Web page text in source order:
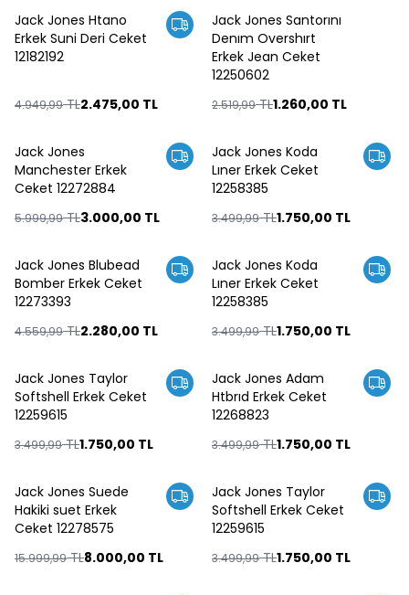
%50
Jack Jones Htano
Erkek Suni Deri Ceket
12182192
4.949,99TL2.475,00 TL
%50
Jack Jones Santorını
Denım Overshırt
Erkek Jean Ceket
12250602
2.519,99TL1.260,00 TL
%50
Jack Jones
Manchester Erkek
Ceket 12272884
5.999,99TL3.000,00 TL
%50
Jack Jones Koda
Lıner Erkek Ceket
12258385
3.499,99TL1.750,00 TL
%50
Jack Jones Blubead
Bomber Erkek Ceket
12273393
4.559,99TL2.280,00 TL
%50
Jack Jones Koda
Lıner Erkek Ceket
12258385
3.499,99TL1.750,00 TL
%50
Jack Jones Taylor
Softshell Erkek Ceket
12259615
3.499,99TL1.750,00 TL
%50
Jack Jones Adam
Htbrıd Erkek Ceket
12268823
3.499,99TL1.750,00 TL
%50
Jack Jones Suede
Hakiki suet Erkek
Ceket 12278575
15.999,99TL8.000,00 TL
%50
Jack Jones Taylor
Softshell Erkek Ceket
12259615
3.499,99TL1.750,00 TL